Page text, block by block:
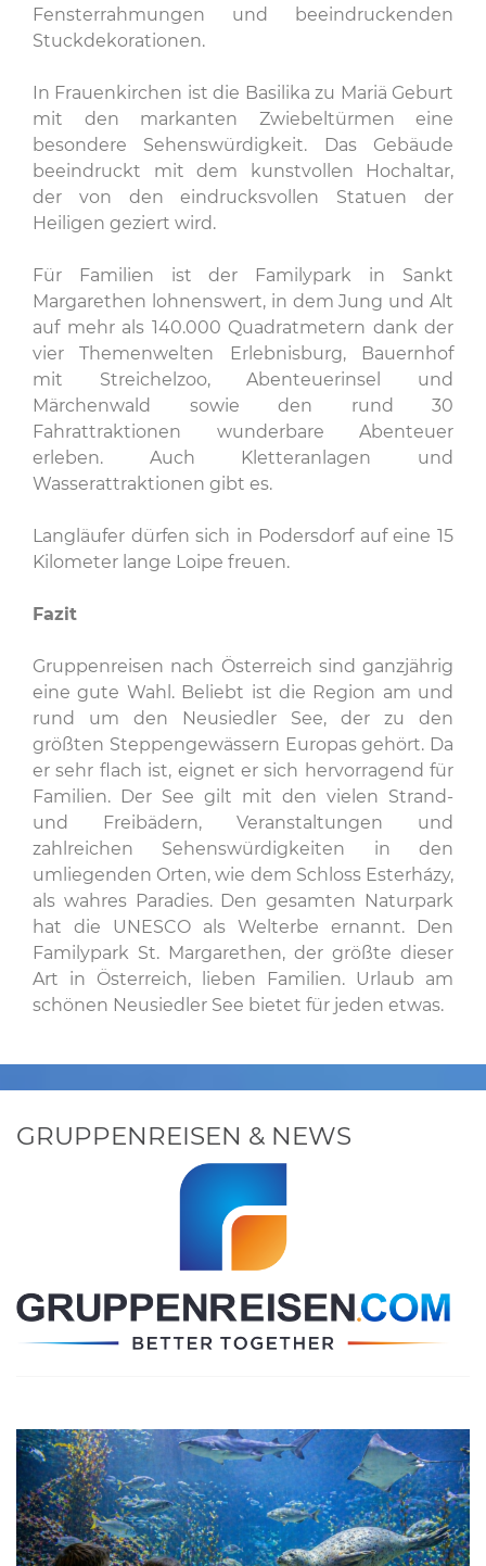
Fensterrahmungen und beeindruckenden
Stuckdekorationen.
In Frauenkirchen ist die Basilika zu Mariä Geburt
mit den markanten Zwiebeltürmen eine
besondere Sehenswürdigkeit. Das Gebäude
beeindruckt mit dem kunstvollen Hochaltar,
der von den eindrucksvollen Statuen der
Heiligen geziert wird.
Für Familien ist der Familypark in Sankt
Margarethen lohnenswert, in dem Jung und Alt
auf mehr als 140.000 Quadratmetern dank der
vier Themenwelten Erlebnisburg, Bauernhof
mit Streichelzoo, Abenteuerinsel und
Märchenwald sowie den rund 30
Fahrattraktionen wunderbare Abenteuer
erleben. Auch Kletteranlagen und
Wasserattraktionen gibt es.
Langläufer dürfen sich in Podersdorf auf eine 15
Kilometer lange Loipe freuen.
Fazit
Gruppenreisen nach Österreich sind ganzjährig
eine gute Wahl. Beliebt ist die Region am und
rund um den Neusiedler See, der zu den
größten Steppengewässern Europas gehört. Da
er sehr flach ist, eignet er sich hervorragend für
Familien. Der See gilt mit den vielen Strand-
und Freibädern, Veranstaltungen und
zahlreichen Sehenswürdigkeiten in den
umliegenden Orten, wie dem Schloss Esterházy,
als wahres Paradies. Den gesamten Naturpark
hat die UNESCO als Welterbe ernannt. Den
Familypark St. Margarethen, der größte dieser
Art in Österreich, lieben Familien. Urlaub am
schönen Neusiedler See bietet für jeden etwas.
GRUPPENREISEN & NEWS